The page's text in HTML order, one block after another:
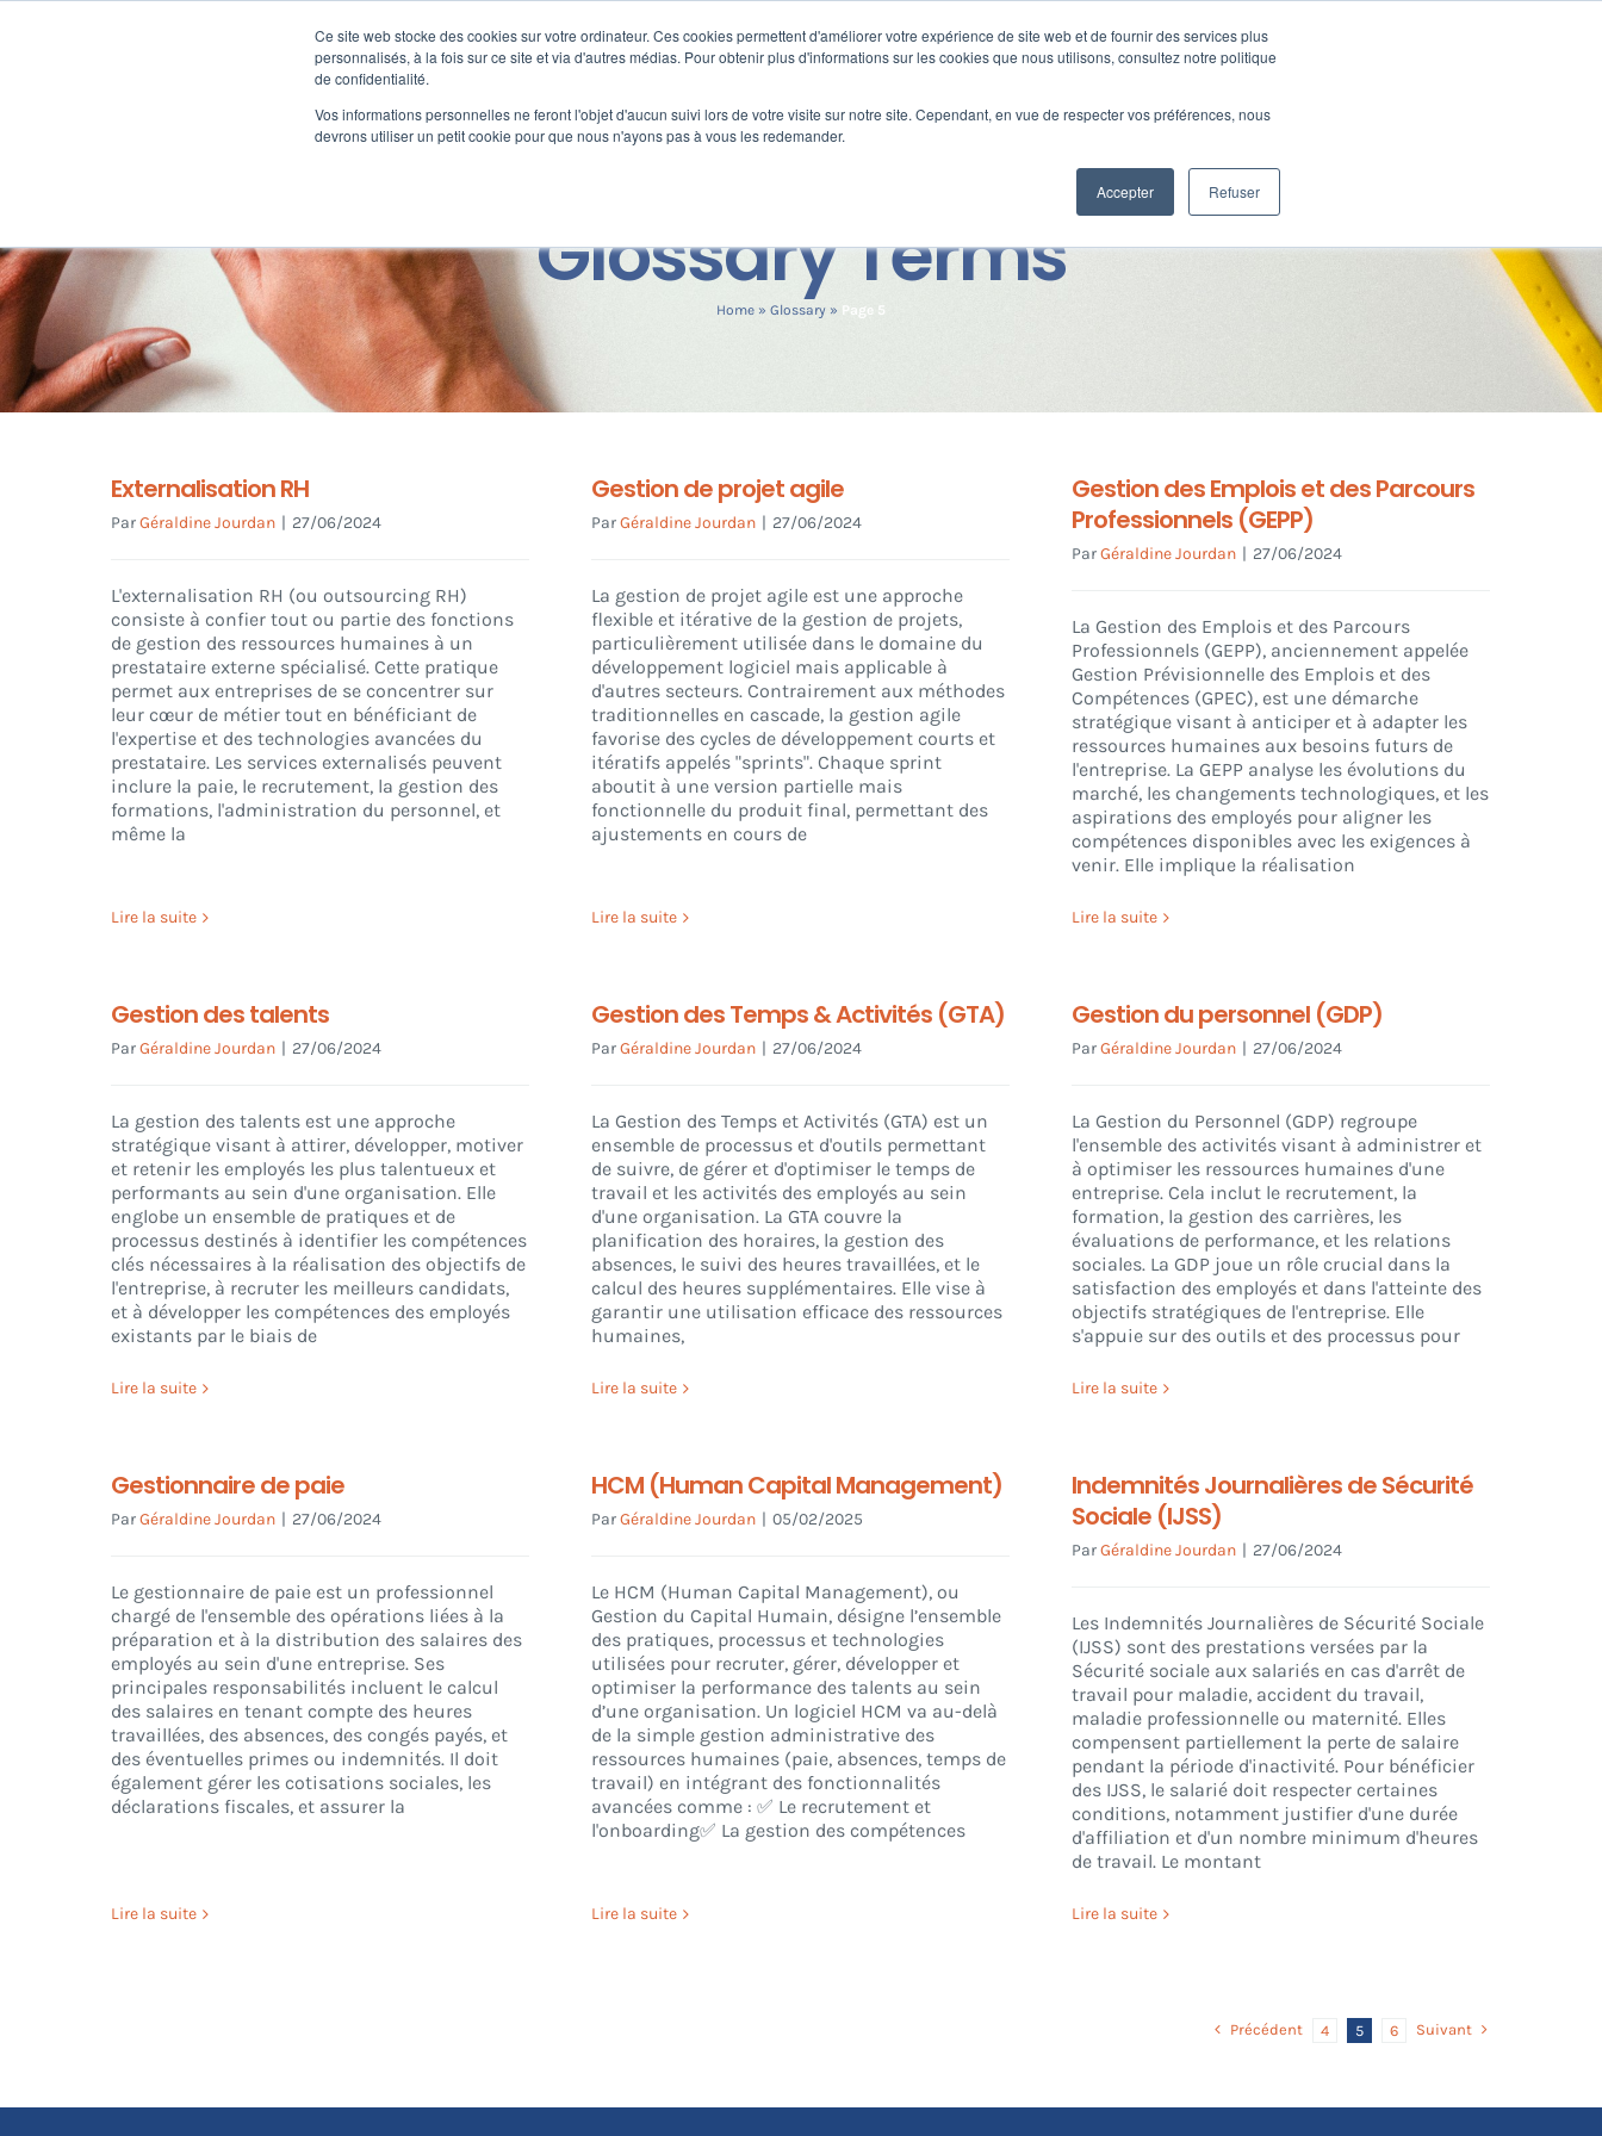
Ce site web stocke des cookies sur votre ordinateur. Ces cookies permettent d'améliorer votre expérience de site web et de fournir des services plus
personnalisés, à la fois sur ce site et via d'autres médias. Pour obtenir plus d'informations sur les cookies que nous utilisons, consultez notre politique
de confidentialité.
Vos informations personnelles ne feront l'objet d'aucun suivi lors de votre visite sur notre site. Cependant, en vue de respecter vos préférences, nous
devrons utiliser un petit cookie pour que nous n'ayons pas à vous les redemander.
Accepter Refuser
Nos offres Formation Nos clients Fortify Ressources SUPPORT
Glossary Terms
Home » Glossary » Page 5
Externalisation RH
ParGéraldine Jourdan | 27/06/2024
L'externalisation RH (ou outsourcing RH)
consiste à confier tout ou partie des fonctions
de gestion des ressources humaines à un
prestataire externe spécialisé. Cette pratique
permet aux entreprises de se concentrer sur
leur cœur de métier tout en bénéficiant de
l'expertise et des technologies avancées du
prestataire. Les services externalisés peuvent
inclure la paie, le recrutement, la gestion des
formations, l'administration du personnel, et
même la
Lire la suite
Gestion de projet agile
ParGéraldine Jourdan | 27/06/2024
La gestion de projet agile est une approche
flexible et itérative de la gestion de projets,
particulièrement utilisée dans le domaine du
développement logiciel mais applicable à
d'autres secteurs. Contrairement aux méthodes
traditionnelles en cascade, la gestion agile
favorise des cycles de développement courts et
itératifs appelés "sprints". Chaque sprint
aboutit à une version partielle mais
fonctionnelle du produit final, permettant des
ajustements en cours de
Lire la suite
Gestion des Emplois et des Parcours
Professionnels (GEPP)
ParGéraldine Jourdan | 27/06/2024
La Gestion des Emplois et des Parcours
Professionnels (GEPP), anciennement appelée
Gestion Prévisionnelle des Emplois et des
Compétences (GPEC), est une démarche
stratégique visant à anticiper et à adapter les
ressources humaines aux besoins futurs de
l'entreprise. La GEPP analyse les évolutions du
marché, les changements technologiques, et les
aspirations des employés pour aligner les
compétences disponibles avec les exigences à
venir. Elle implique la réalisation
Lire la suite
Gestion des talents
ParGéraldine Jourdan | 27/06/2024
La gestion des talents est une approche
stratégique visant à attirer, développer, motiver
et retenir les employés les plus talentueux et
performants au sein d'une organisation. Elle
englobe un ensemble de pratiques et de
processus destinés à identifier les compétences
clés nécessaires à la réalisation des objectifs de
l'entreprise, à recruter les meilleurs candidats,
et à développer les compétences des employés
existants par le biais de
Lire la suite
Gestion des Temps & Activités (GTA)
ParGéraldine Jourdan | 27/06/2024
La Gestion des Temps et Activités (GTA) est un
ensemble de processus et d'outils permettant
de suivre, de gérer et d'optimiser le temps de
travail et les activités des employés au sein
d'une organisation. La GTA couvre la
planification des horaires, la gestion des
absences, le suivi des heures travaillées, et le
calcul des heures supplémentaires. Elle vise à
garantir une utilisation efficace des ressources
humaines,
Lire la suite
Gestion du personnel (GDP)
ParGéraldine Jourdan | 27/06/2024
La Gestion du Personnel (GDP) regroupe
l'ensemble des activités visant à administrer et
à optimiser les ressources humaines d'une
entreprise. Cela inclut le recrutement, la
formation, la gestion des carrières, les
évaluations de performance, et les relations
sociales. La GDP joue un rôle crucial dans la
satisfaction des employés et dans l'atteinte des
objectifs stratégiques de l'entreprise. Elle
s'appuie sur des outils et des processus pour
Lire la suite
Gestionnaire de paie
ParGéraldine Jourdan | 27/06/2024
Le gestionnaire de paie est un professionnel
chargé de l'ensemble des opérations liées à la
préparation et à la distribution des salaires des
employés au sein d'une entreprise. Ses
principales responsabilités incluent le calcul
des salaires en tenant compte des heures
travaillées, des absences, des congés payés, et
des éventuelles primes ou indemnités. Il doit
également gérer les cotisations sociales, les
déclarations fiscales, et assurer la
Lire la suite
HCM (Human Capital Management)
ParGéraldine Jourdan | 05/02/2025
Le HCM (Human Capital Management), ou
Gestion du Capital Humain, désigne l’ensemble
des pratiques, processus et technologies
utilisées pour recruter, gérer, développer et
optimiser la performance des talents au sein
d’une organisation. Un logiciel HCM va au-delà
de la simple gestion administrative des
ressources humaines (paie, absences, temps de
travail) en intégrant des fonctionnalités
avancées comme : ✅ Le recrutement et
l'onboarding✅ La gestion des compétences
Lire la suite
Indemnités Journalières de Sécurité
Sociale (IJSS)
ParGéraldine Jourdan | 27/06/2024
Les Indemnités Journalières de Sécurité Sociale
(IJSS) sont des prestations versées par la
Sécurité sociale aux salariés en cas d'arrêt de
travail pour maladie, accident du travail,
maladie professionnelle ou maternité. Elles
compensent partiellement la perte de salaire
pendant la période d'inactivité. Pour bénéficier
des IJSS, le salarié doit respecter certaines
conditions, notamment justifier d'une durée
d'affiliation et d'un nombre minimum d'heures
de travail. Le montant
Lire la suite
Précédent 4 5 6 Suivant